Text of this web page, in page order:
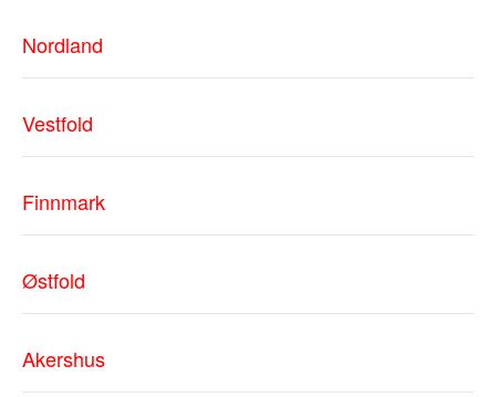
Nordland
Vestfold
Finnmark
Østfold
Akershus